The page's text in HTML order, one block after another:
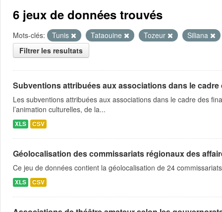
6 jeux de données trouvés
Mots-clés: Tunis Tataouine Tozeur
Siliana
Filtrer les resultats
Subventions attribuées aux associations dans le
Les subventions attribuées aux associations dans le cadre des
l’animation culturelles, de la...
XLS CSV
Géolocalisation des commissariats régionaux des
Ce jeu de données contient la géolocalisation de 24
XLS CSV